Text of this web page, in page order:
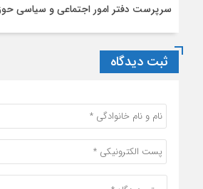
سرپرست دفتر امور اجتماعی و سیاسی
ثبت دیدگاه